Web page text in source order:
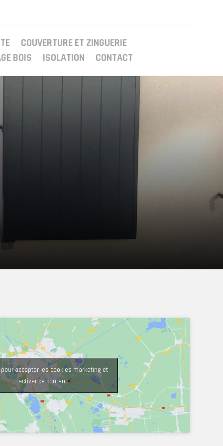
COUVERTURE ET ZINGUERIE
BOIS
ISOLATION CONTACT
accepter les cookies marketing et
activer ce contenu